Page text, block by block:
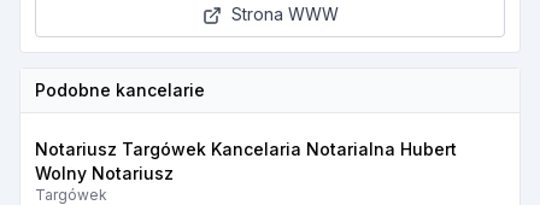
Strona WWW
Podobne kancelarie
Notariusz Targówek Kancelaria Notarialna Hubert
Wolny Notariusz
Targówek